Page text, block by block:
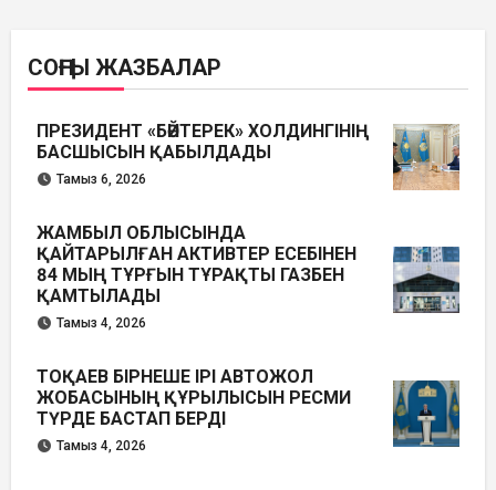
СОҢҒЫ ЖАЗБАЛАР
ПРЕЗИДЕНТ «БӘЙТЕРЕК» ХОЛДИНГІНІҢ
БАСШЫСЫН ҚАБЫЛДАДЫ
Тамыз 6, 2026
ЖАМБЫЛ ОБЛЫСЫНДА
ҚАЙТАРЫЛҒАН АКТИВТЕР ЕСЕБІНЕН
84 МЫҢ ТҰРҒЫН ТҰРАҚТЫ ГАЗБЕН
ҚАМТЫЛАДЫ
Тамыз 4, 2026
ТОҚАЕВ БІРНЕШЕ ІРІ АВТОЖОЛ
ЖОБАСЫНЫҢ ҚҰРЫЛЫСЫН РЕСМИ
ТҮРДЕ БАСТАП БЕРДІ
Тамыз 4, 2026